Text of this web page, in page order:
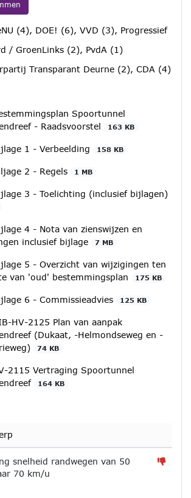
(4), DOE! (6), VVD (3), Progressief
/ GroenLinks (2), PvdA (1)
Transparant Deurne (2), CDA (4)
Spoortunnel
- Raadsvoorstel
163 KB
1 - Verbeelding 158 KB
2 - Regels 1 MB
3 - Toelichting (inclusief bijlagen)
4 - Nota van zienswijzen en
inclusief bijlage
7 MB
5 - Overzicht van wijzigingen ten
van 'oud' bestemmingsplan
175 KB
6 - Commissieadvies 125 KB
HV-2125 Plan van aanpak
(Dukaat, -Helmondseweg en -
74 KB
2115 Vertraging Spoortunnel
164 KB
snelheid randwegen van 50
70 km/u